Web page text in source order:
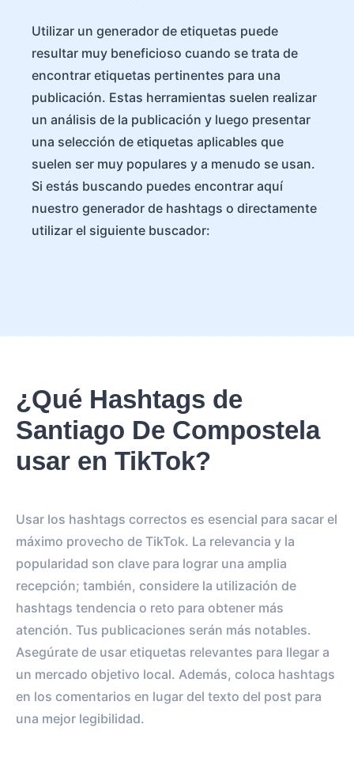
Utilizar un generador de etiquetas puede
resultar muy beneficioso cuando se trata de
encontrar etiquetas pertinentes para una
publicación. Estas herramientas suelen realizar
un análisis de la publicación y luego presentar
una selección de etiquetas aplicables que
suelen ser muy populares y a menudo se usan.
Si estás buscando puedes encontrar aquí
nuestro generador de hashtags o directamente
utilizar el siguiente buscador:
¿Qué Hashtags de
Santiago De Compostela
usar en TikTok?
Usar los hashtags correctos es esencial para sacar el
máximo provecho de TikTok. La relevancia y la
popularidad son clave para lograr una amplia
recepción; también, considere la utilización de
hashtags tendencia o reto para obtener más
atención. Tus publicaciones serán más notables.
Asegúrate de usar etiquetas relevantes para llegar a
un mercado objetivo local. Además, coloca hashtags
en los comentarios en lugar del texto del post para
una mejor legibilidad.